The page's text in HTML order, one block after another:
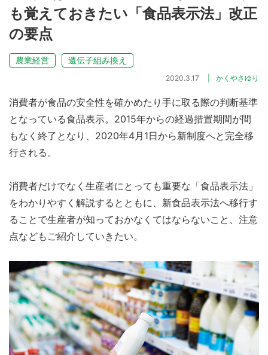
も覚えておきたい「食品表示法」改正
の要点
農業経営 遺伝子組み換え
2020.3.17 かくやさゆり
消費者が食品の安全性を確かめたり手に取る際の判断基準
となっている食品表示。2015年からの経過措置期間が間
もなく終了となり、2020年4月1日から新制度へと完全移
行される。
消費者だけでなく生産者にとっても重要な「食品表示法」
をわかりやすく解説するとともに、新食品表示法へ移行す
ることで生産者が知っておかなくてはならないこと、注意
点などもご紹介していきたい。